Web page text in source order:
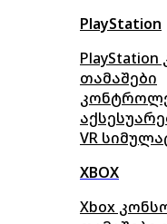
PlayStation
თამაშები
აქსე
VR
XBOX
Xbox